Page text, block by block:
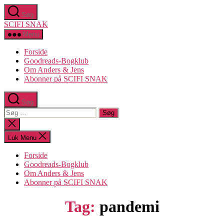
Spring
til
indholdet
Søg
SCIFI SNAK
Menu
Forside
Goodreads-Bogklub
Om Anders & Jens
Abonner på SCIFI SNAK
Søg
Søg
efter:
Luk
søgning
Luk Menu
Forside
Goodreads-Bogklub
Om Anders & Jens
Abonner på SCIFI SNAK
Tag: pandemi